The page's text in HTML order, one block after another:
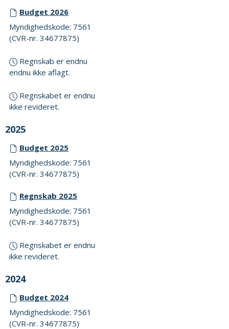
Budget 2026
Myndighedskode: 7561
(CVR-nr. 34677875)
Regnskab er endnu
endnu ikke aflagt.
Regnskabet er endnu
ikke revideret.
2025
Budget 2025
Myndighedskode: 7561
(CVR-nr. 34677875)
Regnskab 2025
Myndighedskode: 7561
(CVR-nr. 34677875)
Regnskabet er endnu
ikke revideret.
2024
Budget 2024
Myndighedskode: 7561
(CVR-nr. 34677875)